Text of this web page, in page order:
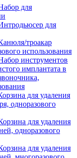
для
для
троакар
использования
инструментов
имплантата в
для удаления
одноразового
для удаления
одноразового
для удаления